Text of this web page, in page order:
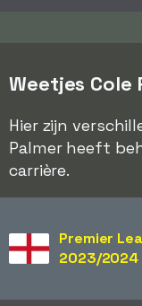
Weetjes Cole
Hier zijn
Palmer heeft
carrière.
Premier
2023/2024